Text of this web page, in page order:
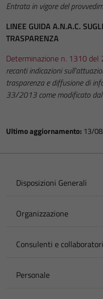
Entrata in vigore del
LINEE GUIDA A.N.A.C.
TRASPARENZA
Determinazione n. 1310
recanti indicazioni
trasparenza e diffusione di
33/2013 come modificato
Ultimo aggiornamento: 13/
Disposizioni Generali
Organizzazione
Consulenti e collaboratori
Personale